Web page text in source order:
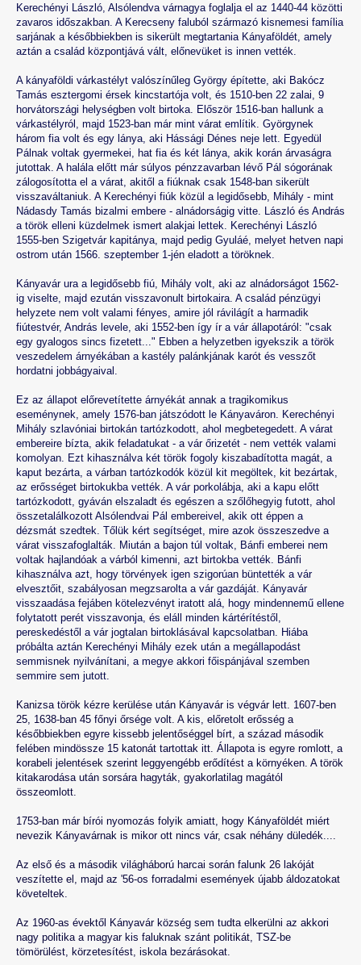
Kerechényi László, Alsólendva várnagya foglalja el az 1440-44 közötti
zavaros időszakban. A Kerecseny faluból származó kisnemesi família
sarjának a későbbiekben is sikerült megtartania Kányaföldét, amely
aztán a család központjává vált, előnevüket is innen vették.
A kányaföldi várkastélyt valószínűleg György építette, aki Bakócz
Tamás esztergomi érsek kincstartója volt, és 1510-ben 22 zalai, 9
horvátországi helységben volt birtoka. Először 1516-ban hallunk a
várkastélyról, majd 1523-ban már mint várat említik. Györgynek
három fia volt és egy lánya, aki Hássági Dénes neje lett. Egyedül
Pálnak voltak gyermekei, hat fia és két lánya, akik korán árvaságra
jutottak. A halála előtt már súlyos pénzzavarban lévő Pál sógorának
zálogosította el a várat, akitől a fiúknak csak 1548-ban sikerült
visszaváltaniuk. A Kerechényi fiúk közül a legidősebb, Mihály - mint
Nádasdy Tamás bizalmi embere - alnádorságig vitte. László és András
a török elleni küzdelmek ismert alakjai lettek. Kerechényi László
1555-ben Szigetvár kapitánya, majd pedig Gyuláé, melyet hetven napi
ostrom után 1566. szeptember 1-jén eladott a töröknek.
Kányavár ura a legidősebb fiú, Mihály volt, aki az alnádorságot 1562-
ig viselte, majd ezután visszavonult birtokaira. A család pénzügyi
helyzete nem volt valami fényes, amire jól rávilágít a harmadik
fiútestvér, András levele, aki 1552-ben így ír a vár állapotáról: "csak
egy gyalogos sincs fizetett..." Ebben a helyzetben igyekszik a török
veszedelem árnyékában a kastély palánkjának karót és vesszőt
hordatni jobbágyaival.
Ez az állapot előrevetítette árnyékát annak a tragikomikus
eseménynek, amely 1576-ban játszódott le Kányaváron. Kerechényi
Mihály szlavóniai birtokán tartózkodott, ahol megbetegedett. A várat
embereire bízta, akik feladatukat - a vár őrizetét - nem vették valami
komolyan. Ezt kihasználva két török fogoly kiszabadította magát, a
kaput bezárta, a várban tartózkodók közül kit megöltek, kit bezártak,
az erősséget birtokukba vették. A vár porkolábja, aki a kapu előtt
tartózkodott, gyáván elszaladt és egészen a szőlőhegyig futott, ahol
összetalálkozott Alsólendvai Pál embereivel, akik ott éppen a
dézsmát szedtek. Tőlük kért segítséget, mire azok összeszedve a
várat visszafoglalták. Miután a bajon túl voltak, Bánfi emberei nem
voltak hajlandóak a várból kimenni, azt birtokba vették. Bánfi
kihasználva azt, hogy törvények igen szigorúan büntették a vár
elvesztőit, szabályosan megzsarolta a vár gazdáját. Kányavár
visszaadása fejáben kötelezvényt iratott alá, hogy mindennemű ellene
folytatott perét visszavonja, és eláll minden kártérítéstől,
pereskedéstől a vár jogtalan birtoklásával kapcsolatban. Hiába
próbálta aztán Kerechényi Mihály ezek után a megállapodást
semmisnek nyilvánítani, a megye akkori főispánjával szemben
semmire sem jutott.
Kanizsa török kézre kerülése után Kányavár is végvár lett. 1607-ben
25, 1638-ban 45 főnyi őrsége volt. A kis, előretolt erősség a
későbbiekben egyre kissebb jelentőséggel bírt, a század második
felében mindössze 15 katonát tartottak itt. Állapota is egyre romlott, a
korabeli jelentések szerint leggyengébb erődítést a környéken. A török
kitakarodása után sorsára hagyták, gyakorlatilag magától
összeomlott.
1753-ban már bírói nyomozás folyik amiatt, hogy Kányaföldét miért
nevezik Kányavárnak is mikor ott nincs vár, csak néhány düledék....
Az első és a második világháború harcai során falunk 26 lakóját
veszítette el, majd az '56-os forradalmi események újabb áldozatokat
követeltek.
Az 1960-as évektől Kányavár község sem tudta elkerülni az akkori
nagy politika a magyar kis faluknak szánt politikát, TSZ-be
tömörülést, körzetesítést, iskola bezárásokat.